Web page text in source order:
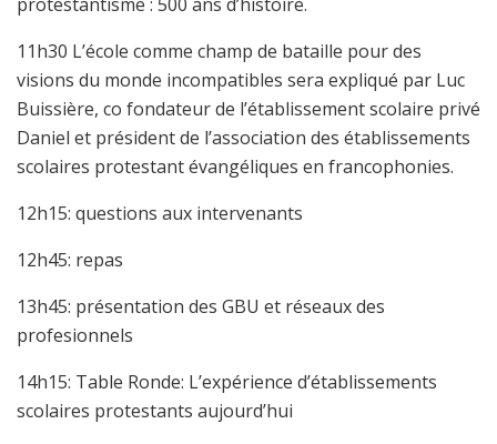
11h30 L’école comme champ de bataille pour des
visions du monde incompatibles sera expliqué par Luc
Buissière, co fondateur de l’établissement scolaire privé
Daniel et président de l’association des établissements
scolaires protestant évangéliques en francophonies.
12h15: questions aux intervenants
12h45: repas
13h45: présentation des GBU et réseaux des
profesionnels
14h15: Table Ronde: L’expérience d’établissements
scolaires protestants aujourd’hui